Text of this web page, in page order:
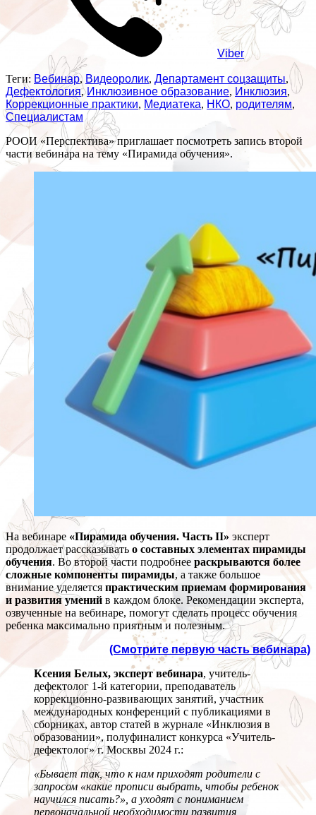
Viber
Теги: Вебинар, Видеоролик, Департамент соцзащиты,
Дефектология,Инклюзивное образование, Инклюзия,
Коррекционные практики, Медиатека, НКО, родителям,
Специалистам
РООИ «Перспектива» приглашает посмотреть запись второй
части вебинара на тему «Пирамида обучения».
На вебинаре «Пирамида обучения. Часть II» эксперт
продолжает рассказывать о составных элементах пирамиды
обучения. Во второй части подробнее раскрываются более
сложные компоненты пирамиды, а также большое
внимание уделяется практическим приемам формирования
и развития умений в каждом блоке. Рекомендации эксперта,
озвученные на вебинаре, помогут сделать процесс обучения
ребенка максимально приятным и полезным.
(Смотрите первую часть вебинара)
Ксения Белых, эксперт вебинара, учитель-
дефектолог 1-й категории, преподаватель
коррекционно-развивающих занятий, участник
международных конференций с публикациями в
сборниках, автор статей в журнале «Инклюзия в
образовании», полуфиналист конкурса «Учитель-
дефектолог» г. Москвы 2024 г.:
«Бывает так, что к нам приходят родители с
запросом «какие прописи выбрать, чтобы ребенок
научился писать?», а уходят с пониманием
первоначальной необходимости развития